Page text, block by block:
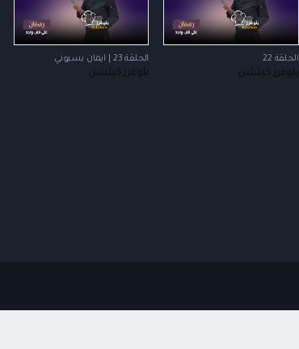
الحلقة 22
بلوغرز كيتشن
الحلقة 23 | ايمان بسيوني
بلوغرز كيتشن